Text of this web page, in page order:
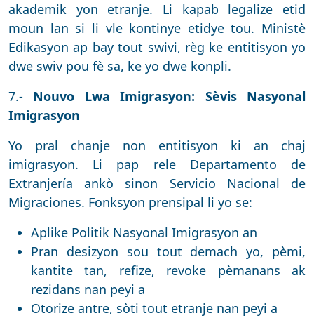
akademik yon etranje. Li kapab legalize etid
moun lan si li vle kontinye etidye tou. Ministè
Edikasyon ap bay tout swivi, règ ke entitisyon yo
dwe swiv pou fè sa, ke yo dwe konpli.
7.- Nouvo Lwa Imigrasyon: Sèvis Nasyonal
Imigrasyon
Yo pral chanje non entitisyon ki an chaj
imigrasyon. Li pap rele Departamento de
Extranjería ankò sinon Servicio Nacional de
Migraciones. Fonksyon prensipal li yo se:
Aplike Politik Nasyonal Imigrasyon an
Pran desizyon sou tout demach yo, pèmi,
kantite tan, refize, revoke pèmanans ak
rezidans nan peyi a
Otorize antre, sòti tout etranje nan peyi a